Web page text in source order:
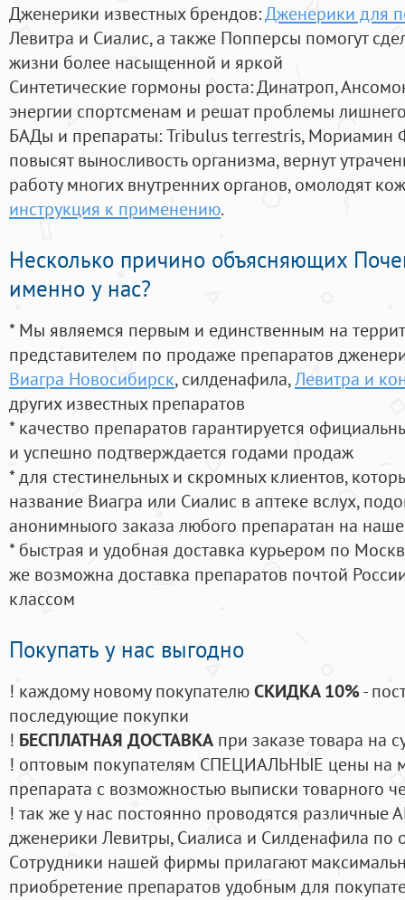
Дженерики известных брендов:Дженерики для
Левитра и Сиалис, а также Попперсы помогут
жизни более насыщенной и яркой
Синтетические гормоны роста: Динатроп,
энергии спортсменам и решат проблемы
БАДы и препараты:Tribulus terrestris, Мориамин
повысят выносливость организма, вернут
работу многих внутренних органов, омолодят
инструкция к применению.
Несколько причино объясняющих
именно у нас?
* Мы являемся первым и единственным на
представителем по продаже препаратов
Виагра Новосибирск, силденафила,Левитра и
других известных препаратов
* качество препаратов гарантируется
и успешно подтверждается годами продаж
* для стестинельных и скромных клиентов,
название Виагра или Сиалис в аптеке вслух,
анонимныого заказа любого препаратан на
* быстрая и удобная доставка курьером по
же возможна доставка препаратов почтой
классом
Покупать у нас выгодно
! каждому новому покупателюСКИДКА 10%-
последующие покупки
! БЕСПЛАТНАЯ ДОСТАВКА при заказе товара на
! оптовым покупателям СПЕЦИАЛЬНЫЕ цены на
препарата с возможностью выписки товарного
! так же у нас постоянно проводятся
дженерики Левитры, Сиалиса и Силденафила по
Cотрудники нашей фирмы прилагают
приобретение препаратов удобным для